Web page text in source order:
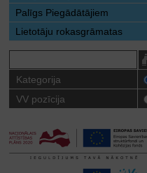
Palīgs Piegādātājiem
Lietotāju rokasgrāmatas
Kategorija
VV pozīcija